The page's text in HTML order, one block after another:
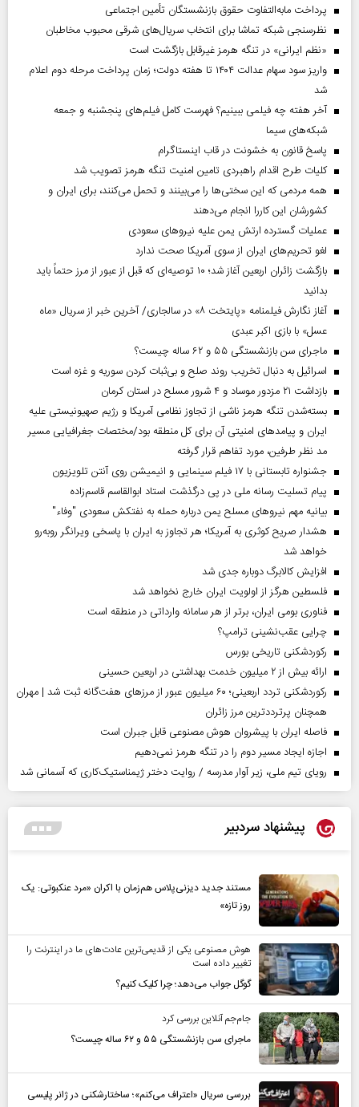
پرداخت مابه‌التفاوت حقوق بازنشستگان تأمین اجتماعی
نظرسنجی شبکه تماشا برای انتخاب سریال‌های شرقی محبوب مخاطبان
«نظم ایرانی» در تنگه هرمز غیرقابل بازگشت است
واریز سود سهام عدالت ۱۴۰۴ تا هفته دولت؛ زمان پرداخت مرحله دوم اعلام
شد
آخر هفته چه فیلمی ببینیم؟ فهرست کامل فیلم‌های پنجشنبه و جمعه
شبکه‌های سیما
پاسخ قانون به خشونت در قاب اینستاگرام
کلیات طرح اقدام راهبردی تامین امنیت تنگه هرمز تصویب شد
همه مردمی که این سختی‌ها را می‌بینند و تحمل می‌کنند، برای ایران و
کشورشان این کاررا انجام می‌دهند
عملیات گسترده ارتش یمن علیه نیروهای سعودی
لغو تحریم‌های ایران از سوی آمریکا صحت ندارد
بازگشت زائران اربعین آغاز شد؛ ۱۰ توصیه‌ای که قبل از عبور از مرز حتماً باید
بدانید
آغاز نگارش فیلمنامه «پایتخت ۸» در سالجاری/ آخرین خبر از سریال «ماه
عسل» با بازی اکبر عبدی
ماجرای سن بازنشستگی ۵۵ و ۶۲ ساله چیست؟
اسرائیل به دنبال تخریب روند صلح و بی‌ثبات کردن سوریه و غزه است
بازداشت ۲۱ مزدور موساد و ۴ شرور مسلح در استان کرمان
بسته‌شدن تنگه هرمز ناشی از تجاوز نظامی آمریکا و رژیم صهیونیستی علیه
ایران و پیامد‌های امنیتی آن برای کل منطقه بود/مختصات جغرافیایی مسیر
مد نظر طرفین، مورد تفاهم قرار گرفته
جشنواره تابستانی با ۱۷ فیلم سینمایی و انیمیشن روی آنتن تلویزیون
پیام تسلیت رسانه ملی در پی درگذشت استاد ابوالقاسم قاسم‌زاده
بیانیه مهم نیروهای مسلح یمن درباره حمله به نفتکش سعودی "وفاء"
هشدار صریح کوثری به آمریکا؛ هر تجاوز به ایران با پاسخی ویرانگر روبه‌رو
خواهد شد
افزایش کالابرگ دوباره جدی شد
فلسطین هرگز از اولویت ایران خارج نخواهد شد
فناوری بومی ایران، برتر از هر سامانه وارداتی در منطقه است
چرایی عقب‌نشینی ترامپ؟
رکوردشکنی تاریخی بورس
ارائه بیش از ۲ میلیون خدمت بهداشتی در اربعین حسینی
رکوردشکنی تردد اربعینی؛ ۶۰ میلیون عبور از مرزهای هفت‌گانه ثبت شد | مهران
همچنان پرترددترین مرز زائران
فاصله ایران با پیشرو‌ان هوش مصنوعی قابل جبران است
اجازه ایجاد مسیر دوم را در تنگه هرمز نمی‌دهیم
رویای تیم ملی، زیر آوار مدرسه / روایت دختر ژیمناستیک‌کاری که آسمانی شد
پیشنهاد سردبیر
مستند جدید دیزنی‌پلاس هم‌زمان با اکران «مرد عنکبوتی: یک
روز تازه»
هوش مصنوعی یکی از قدیمی‌ترین عادت‌های ما در اینترنت را
تغییر داده است
گوگل جواب می‌دهد؛ چرا کلیک کنیم؟
جام‌جم آنلاین بررسی کرد
ماجرای سن بازنشستگی ۵۵ و ۶۲ ساله چیست؟
بررسی سریال «اعتراف می‌کنم»؛ ساختارشکنی در ژانر پلیسی